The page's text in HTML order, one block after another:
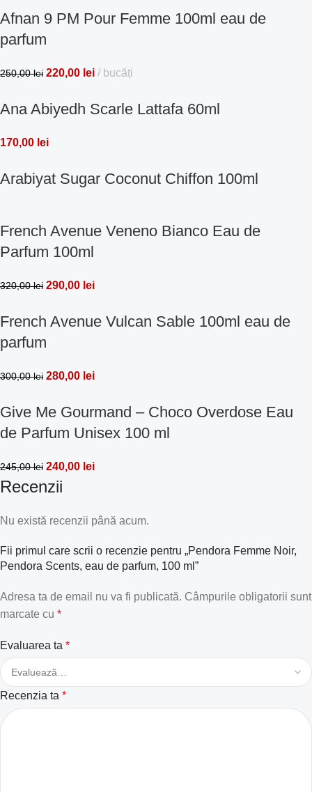
Afnan 9 PM Pour Femme 100ml eau de
parfum
250,00lei 220,00 lei bucăți
Ana Abiyedh Scarle Lattafa 60ml
170,00 lei
Arabiyat Sugar Coconut Chiffon 100ml
French Avenue Veneno Bianco Eau de
Parfum 100ml
320,00lei 290,00 lei
French Avenue Vulcan Sable 100ml eau de
parfum
300,00lei 280,00 lei
Give Me Gourmand – Choco Overdose Eau
de Parfum Unisex 100 ml
245,00lei 240,00 lei
Recenzii
Nu există recenzii până acum.
Fii primul care scrii o recenzie pentru „Pendora Femme Noir,
Pendora Scents, eau de parfum, 100 ml”
Adresa ta de email nu va fi publicată. Câmpurile obligatorii sunt
marcate cu *
Evaluarea ta *
Recenzia ta *